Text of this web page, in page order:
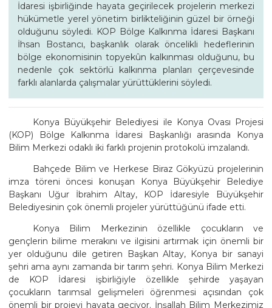
İdaresi işbirliğinde hayata geçirilecek projelerin merkezi
hükümetle yerel yönetim birlikteliğinin güzel bir örneği
olduğunu söyledi. KOP Bölge Kalkınma İdaresi Başkanı
İhsan Bostancı, başkanlık olarak öncelikli hedeflerinin
bölge ekonomisinin topyekûn kalkınması olduğunu, bu
nedenle çok sektörlü kalkınma planları çerçevesinde
farklı alanlarda çalışmalar yürüttüklerini söyledi.
Konya Büyükşehir Belediyesi ile Konya Ovası Projesi
(KOP) Bölge Kalkınma İdaresi Başkanlığı arasında Konya
Bilim Merkezi odaklı iki farklı projenin protokolü imzalandı.
Bahçede Bilim ve Herkese Biraz Gökyüzü projelerinin
imza töreni öncesi konuşan Konya Büyükşehir Belediye
Başkanı Uğur İbrahim Altay, KOP İdaresiyle Büyükşehir
Belediyesinin çok önemli projeler yürüttüğünü ifade etti.
Konya Bilim Merkezinin özellikle çocukların ve
gençlerin bilime merakını ve ilgisini artırmak için önemli bir
yer olduğunu dile getiren Başkan Altay, Konya bir sanayi
şehri ama aynı zamanda bir tarım şehri. Konya Bilim Merkezi
de KOP İdaresi işbirliğiyle özellikle şehirde yaşayan
çocukların tarımsal gelişmeleri öğrenmesi açısından çok
önemli bir projeyi hayata geçiyor. İnşallah Bilim Merkezimiz